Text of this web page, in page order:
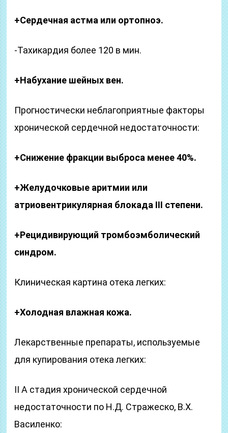
+Сердечная астма или ортопноэ.
-Тахикардия более 120 в мин.
+Набухание шейных вен.
Прогностически неблагоприятные факторы
хронической сердечной недостаточности:
+Снижение фракции выброса менее 40%.
+Желудочковые аритмии или
атриовентрикулярная блокада III степени.
+Рецидивирующий тромбоэмболический
синдром.
Клиническая картина отека легких:
+Холодная влажная кожа.
Лекарственные препараты, используемые
для купирования отека легких:
II А стадия хронической сердечной
недостаточности по Н.Д. Стражеско, В.Х.
Василенко: